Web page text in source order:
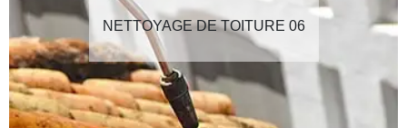
NETTOYAGE DE TOITURE 06